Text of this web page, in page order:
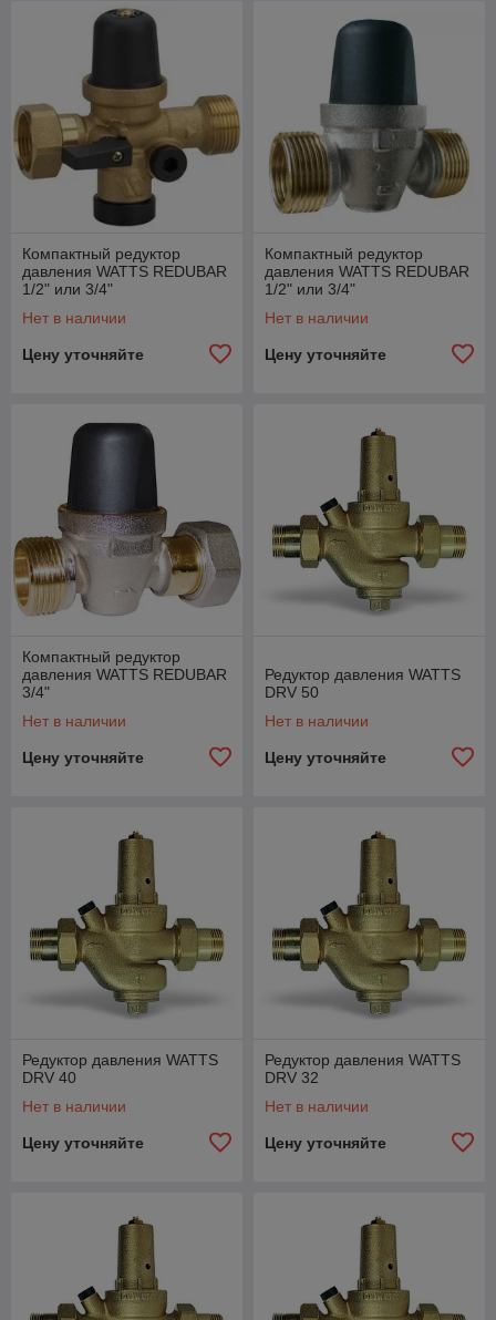
Компактный редуктор
давления WATTS REDUBAR
1/2" или 3/4"
Нет в наличии
Цену уточняйте
Компактный редуктор
давления WATTS REDUBAR
1/2" или 3/4"
Нет в наличии
Цену уточняйте
Компактный редуктор
давления WATTS REDUBAR
3/4"
Нет в наличии
Цену уточняйте
Редуктор давления WATTS
DRV 50
Нет в наличии
Цену уточняйте
Редуктор давления WATTS
DRV 40
Нет в наличии
Цену уточняйте
Редуктор давления WATTS
DRV 32
Нет в наличии
Цену уточняйте